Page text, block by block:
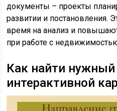
документы – проекты
развитии и постановления.
время на анализ и
при работе с
Как найти нужный
интерактивной